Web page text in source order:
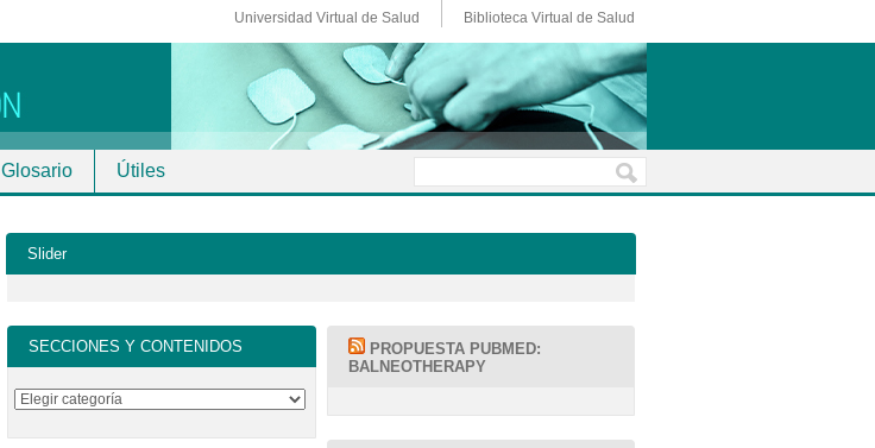
Universidad Virtual de Salud Biblioteca Virtual de Salud
Glosario Útiles
Slider
SECCIONES Y CONTENIDOS
PROPUESTA PUBMED:
BALNEOTHERAPY